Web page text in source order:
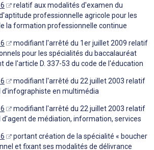
relatif aux modalités d'examen du
professionnelle agricole pour les
la formation professionnelle continue
modifiant l'arrêté du 1er juillet 2009 relatif
pour les spécialités du baccalauréat
de l'article D. 337-53 du code de l'éducation
modifiant l'arrêté du 22 juillet 2003 relatif
en multimédia
modifiant l'arrêté du 22 juillet 2003 relatif
de médiation, information, services
portant création de la spécialité « boucher
et fixant ses modalités de délivrance